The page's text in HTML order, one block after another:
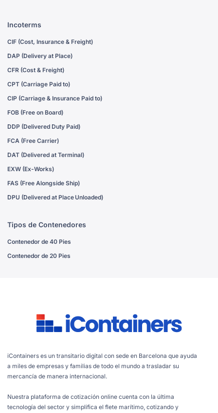
Incoterms
CIF (Cost, Insurance & Freight)
DAP (Delivery at Place)
CFR (Cost & Freight)
CPT (Carriage Paid to)
CIP (Carriage & Insurance Paid to)
FOB (Free on Board)
DDP (Delivered Duty Paid)
FCA (Free Carrier)
DAT (Delivered at Terminal)
EXW (Ex-Works)
FAS (Free Alongside Ship)
DPU (Delivered at Place Unloaded)
Tipos de Contenedores
Contenedor de 40 Pies
Contenedor de 20 Pies
iContainers es un transitario digital con sede en Barcelona que ayuda
a miles de empresas y familias de todo el mundo a trasladar su
mercancía de manera internacional.
Nuestra plataforma de cotización online cuenta con la última
tecnología del sector y simplifica el flete marítimo, cotizando y